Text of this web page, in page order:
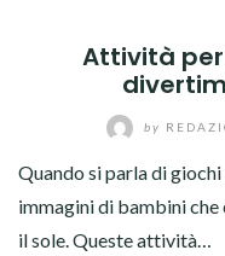
Attività
by
Quando si parla di
immagini di bambini
il sole. Queste attività…